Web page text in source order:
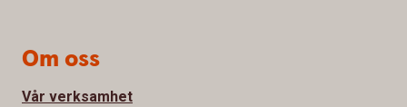
Om oss
Vår verksamhet